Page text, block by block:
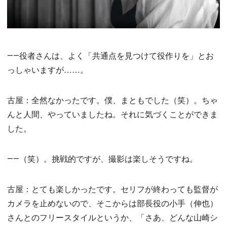
――役者さんは、よく「共通点を見つけて役作りを」とお
っしゃいますが……。
古屋：全然なかったです。僕、まともでした（笑）。ちゃ
んと人間、やっていましたね。それに気づくことができま
した。
――（笑）。挑戦的ですが、撮影は楽しそうですね。
古屋：とても楽しかったです。セリフが終わっても監督が
カメラを止めないので、そこからは部長役の小手（伸也）
さんとのフリースタイルというか、「さあ、どんな山崎シ